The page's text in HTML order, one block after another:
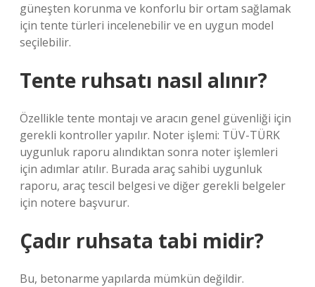
güneşten korunma ve konforlu bir ortam sağlamak
için tente türleri incelenebilir ve en uygun model
seçilebilir.
Tente ruhsatı nasıl alınır?
Özellikle tente montajı ve aracın genel güvenliği için
gerekli kontroller yapılır. Noter işlemi: TÜV-TÜRK
uygunluk raporu alındıktan sonra noter işlemleri
için adımlar atılır. Burada araç sahibi uygunluk
raporu, araç tescil belgesi ve diğer gerekli belgeler
için notere başvurur.
Çadır ruhsata tabi midir?
Bu, betonarme yapılarda mümkün değildir.